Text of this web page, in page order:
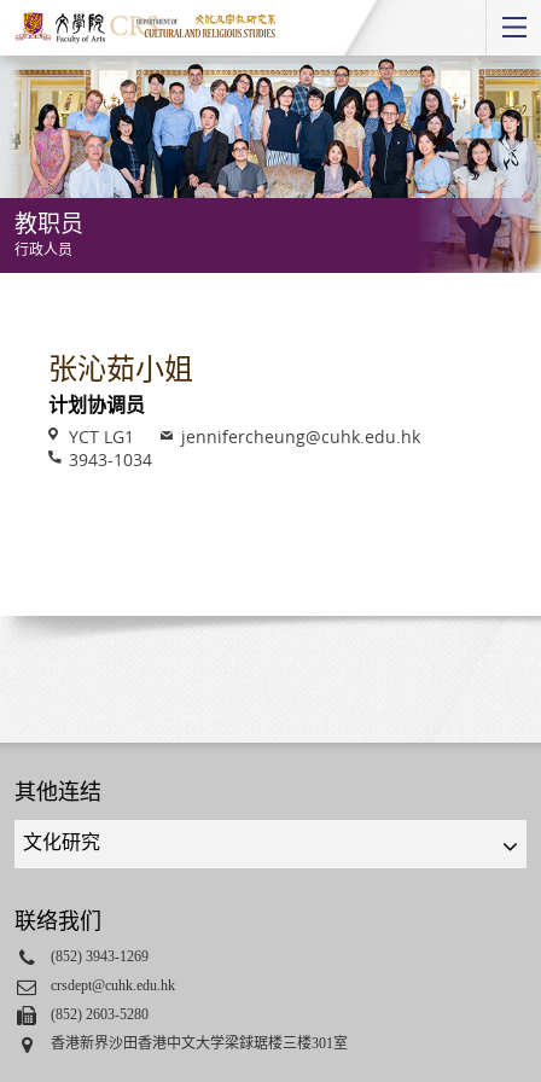
Start
main
Content
教职员
行政人员
张沁茹小姐
计划协调员
VenueYCT LG1 Emailjennifercheung@cuhk.edu.hk
Phone3943-1034
其他连结
Quick
links
select
联络我们
Phone
(852) 3943-1269
Email
crsdept@cuhk.edu.hk
Fax(852) 2603-5280
Address
香港新界沙田香港中文大学梁銶琚楼三楼301室